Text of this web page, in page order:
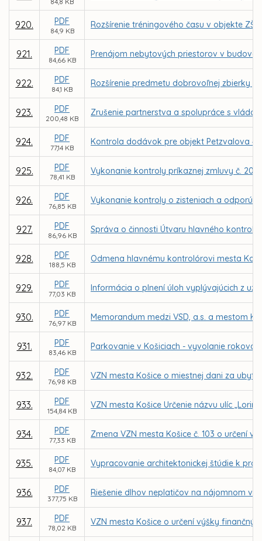
920. PDF
84,9 KB
Rozšírenie tréningového času v objekte
921. PDF
84,66 KB
Prenájom nebytových priestorov v budove
922. PDF
84,1 KB
Rozšírenie predmetu dobrovoľnej zbierky
923. PDF
200,48 KB
Zrušenie partnerstva a spolupráce s
924. PDF
77,14 KB
Kontrola dodávok pre objekt Petzvalova 4
925. PDF
78,41 KB
Vykonanie kontroly príkaznej zmluvy č.
926. PDF
76,85 KB
Vykonanie kontroly o zisteniach a
927. PDF
86,96 KB
Správa o činnosti Útvaru hlavného
928. PDF
188,5 KB
Odmena hlavnému kontrolórovi mesta
929. PDF
77,03 KB
Informácia o plnení úloh vyplývajúcich z
930. PDF
76,97 KB
Memorandum medzi VSD, a.s. a mestom
931. PDF
83,46 KB
Parkovanie v Košiciach - vyvolanie
932. PDF
76,98 KB
VZN mesta Košice o miestnej dani za
933. PDF
154,84 KB
VZN mesta Košice Určenie názvu ulíc
934. PDF
77,33 KB
Zmena VZN mesta Košice č. 103 o určení
935. PDF
84,07 KB
Vypracovanie architektonickej štúdie k
936. PDF
377,75 KB
Riešenie dlhov neplatičov na nájomnom v
937. PDF
78,02 KB
VZN mesta Košice o určení výšky